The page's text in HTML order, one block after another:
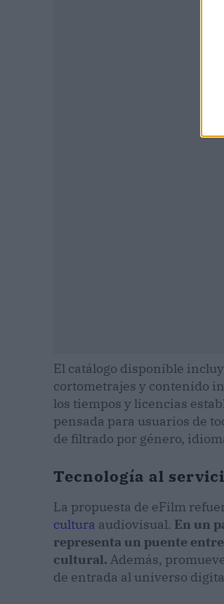
El catálogo disponible
cortometrajes y contenido
los tiempos y licencias
pensada para usuarios de
de filtrado por género,
Tecnología al
La propuesta de eFilm
cultura audiovisual. En un
representa un puente
cultural. Además,
de entrada al universo